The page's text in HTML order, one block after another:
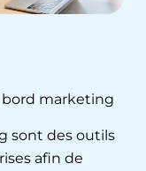
marketing
sont des outils
afin de